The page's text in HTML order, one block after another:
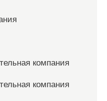
компания
компания